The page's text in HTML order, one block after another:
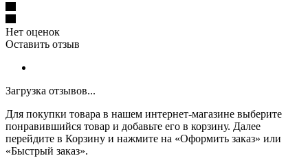
Нет оценок
Оставить отзыв
Загрузка отзывов...
Для покупки товара в нашем интернет-магазине выберите
понравившийся товар и добавьте его в корзину. Далее
перейдите в Корзину и нажмите на «Оформить заказ» или
«Быстрый заказ».